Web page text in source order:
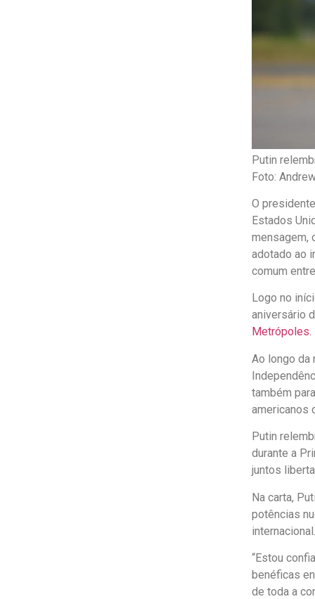
Putin
Foto:
O
Estados
mensagem,
adotado ao
comum
Logo no
aniversário
Metrópoles.
Ao longo da
também
americanos
Putin
durante a
juntos
Na carta,
potências
internacional.
“Estou
benéficas
de toda a